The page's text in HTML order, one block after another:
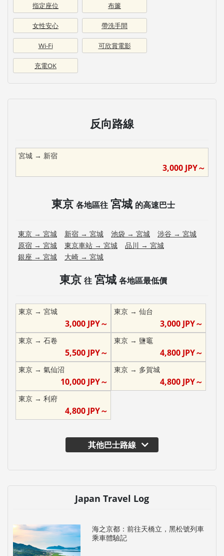
指定座位 布簾
女性安心 帶洗手間
Wi-Fi 可欣賞電影
充電OK
反向路線
宮城 → 新宿
3,000 JPY～
東京 各地區往 宮城 的高速巴士
東京 → 宮城 新宿 → 宮城 池袋 → 宮城 涉谷 → 宮城
原宿 → 宮城 東京車站 → 宮城 品川 → 宮城
銀座 → 宮城 大崎 → 宮城
東京 往 宮城 各地區最低價
東京 → 宮城
3,000JPY～
東京→ 仙台
3,000 JPY～
東京 → 石卷
5,500JPY～
東京→ 鹽竈
4,800 JPY～
東京 → 氣仙沼
10,000JPY～
東京→ 多賀城
4,800 JPY～
東京 → 利府
4,800JPY～
其他巴士路線
Japan Travel Log
海之京都：前往天橋立，黑松號列車
乘車體驗記